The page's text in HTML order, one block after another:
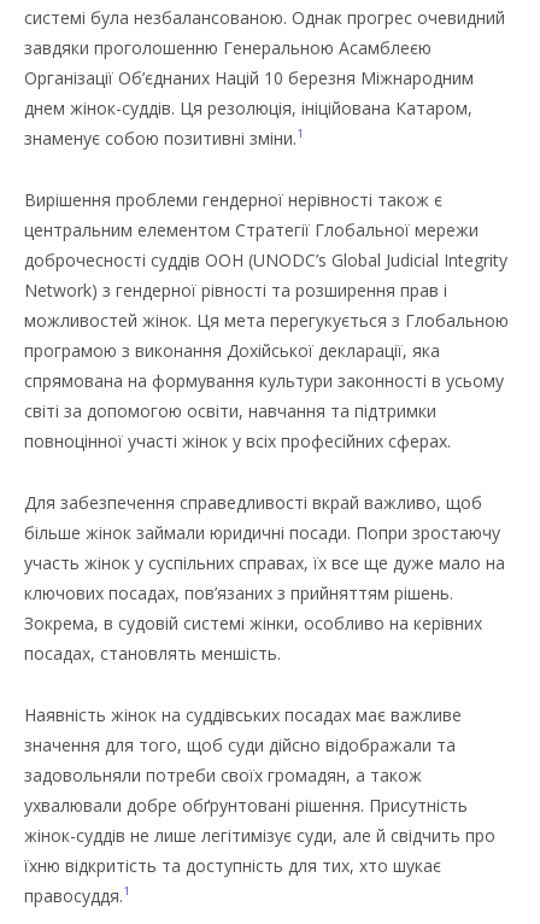
системі була незбалансованою. Однак прогрес очевидний
завдяки проголошенню Генеральною Асамблеєю
Організації Об’єднаних Націй 10 березня Міжнародним
днем жінок-суддів. Ця резолюція, ініційована Катаром,
знаменує собою позитивні зміни.1
Вирішення проблеми гендерної нерівності також є
центральним елементом Стратегії Глобальної мережи
доброчесності суддів ООН (UNODC’s Global Judicial Integrity
Network) з гендерної рівності та розширення прав і
можливостей жінок. Ця мета перегукується з Глобальною
програмою з виконання Дохійської декларації, яка
спрямована на формування культури законності в усьому
світі за допомогою освіти, навчання та підтримки
повноцінної участі жінок у всіх професійних сферах.
Для забезпечення справедливості вкрай важливо, щоб
більше жінок займали юридичні посади. Попри зростаючу
участь жінок у суспільних справах, їх все ще дуже мало на
ключових посадах, пов’язаних з прийняттям рішень.
Зокрема, в судовій системі жінки, особливо на керівних
посадах, становлять меншість.
Наявність жінок на суддівських посадах має важливе
значення для того, щоб суди дійсно відображали та
задовольняли потреби своїх громадян, а також
ухвалювали добре обґрунтовані рішення. Присутність
жінок-суддів не лише легітимізує суди, але й свідчить про
їхню відкритість та доступність для тих, хто шукає
правосуддя.1